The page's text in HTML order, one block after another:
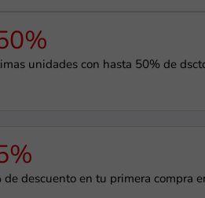
unidades con hasta 50% de
de descuento en tu primera compra